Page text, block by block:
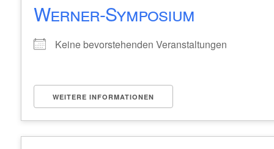
Werner-Symposium
Keine bevorstehenden Veranstaltungen
WEITERE INFORMATIONEN